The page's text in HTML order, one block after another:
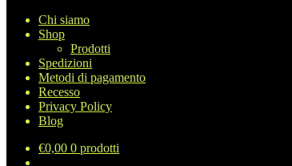
Chi siamo
Shop
Prodotti
Spedizioni
Metodi di pagamento
Recesso
Privacy Policy
Blog
€0,00 0 prodotti